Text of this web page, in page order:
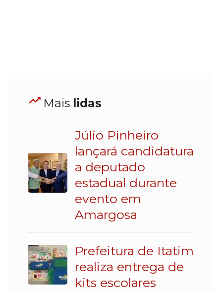
Mais lidas
Júlio Pinheiro
lançará candidatura
a deputado
estadual durante
evento em
Amargosa
Prefeitura de Itatim
realiza entrega de
kits escolares